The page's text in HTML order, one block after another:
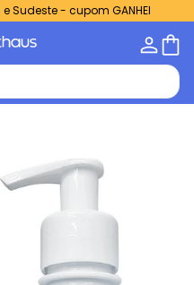
e Sudeste - cupom GANHEI